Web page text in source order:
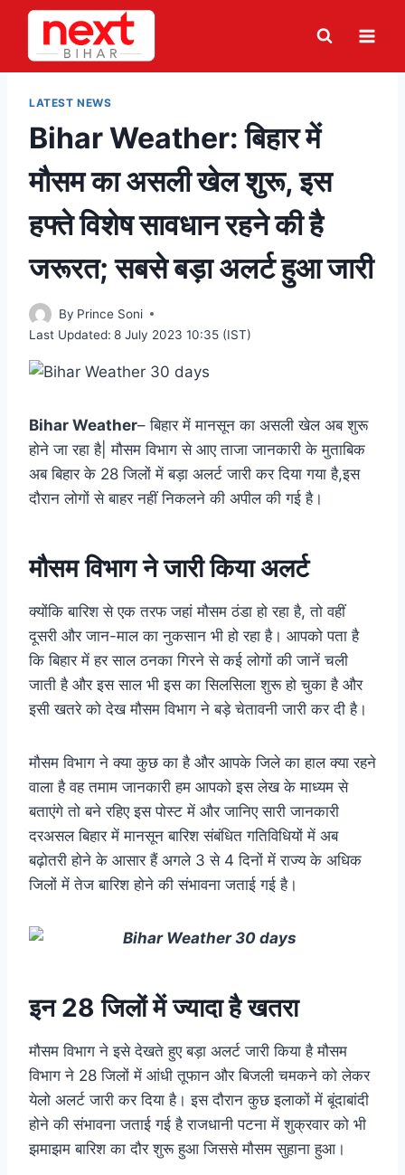
Skip
content
LATEST NEWS
Bihar Weather: बिहार में
मौसम का असली खेल शुरू, इस
हफ्ते विशेष सावधान रहने की है
जरूरत; सबसे बड़ा अलर्ट हुआ जारी
By Prince Soni
Last Updated: 8 July 2023 10:35 (IST)
Bihar Weather– बिहार में मानसून का असली खेल अब शुरू
होने जा रहा है| मौसम विभाग से आए ताजा जानकारी के मुताबिक
अब बिहार के 28 जिलों में बड़ा अलर्ट जारी कर दिया गया है,इस
दौरान लोगों से बाहर नहीं निकलने की अपील की गई है।
मौसम विभाग ने जारी किया अलर्ट
क्योंकि बारिश से एक तरफ जहां मौसम ठंडा हो रहा है, तो वहीं
दूसरी और जान-माल का नुकसान भी हो रहा है। आपको पता है
कि बिहार में हर साल ठनका गिरने से कई लोगों की जानें चली
जाती है और इस साल भी इस का सिलसिला शुरू हो चुका है और
इसी खतरे को देख मौसम विभाग ने बड़े चेतावनी जारी कर दी है।
मौसम विभाग ने क्या कुछ का है और आपके जिले का हाल क्या रहने
वाला है वह तमाम जानकारी हम आपको इस लेख के माध्यम से
बताएंगे तो बने रहिए इस पोस्ट में और जानिए सारी जानकारी
दरअसल बिहार में मानसून बारिश संबंधित गतिविधियों में अब
बढ़ोतरी होने के आसार हैं अगले 3 से 4 दिनों में राज्य के अधिक
जिलों में तेज बारिश होने की संभावना जताई गई है।
इन 28 जिलों में ज्यादा है खतरा
मौसम विभाग ने इसे देखते हुए बड़ा अलर्ट जारी किया है मौसम
विभाग ने 28 जिलों में आंधी तूफान और बिजली चमकने को लेकर
येलो अलर्ट जारी कर दिया है। इस दौरान कुछ इलाकों में बूंदाबांदी
होने की संभावना जताई गई है राजधानी पटना में शुक्रवार को भी
झमाझम बारिश का दौर शुरू हुआ जिससे मौसम सुहाना हुआ।